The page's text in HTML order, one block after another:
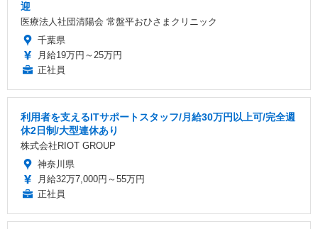
迎
医療法人社団清陽会 常盤平おひさまクリニック
千葉県
月給19万円～25万円
正社員
利用者を支えるITサポートスタッフ/月給30万円以上可/完全週
休2日制/大型連休あり
株式会社RIOT GROUP
神奈川県
月給32万7,000円～55万円
正社員